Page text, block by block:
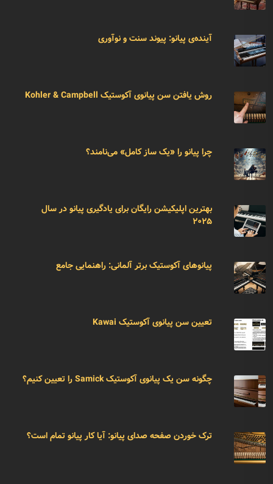
آینده‌ی پیانو: پیوند سنت و نوآوری
روش یافتن سن پیانوی آکوستیک Kohler & Campbell
چرا پیانو را «یک ساز کامل» می‌نامند؟
بهترین اپلیکیشن رایگان برای یادگیری پیانو در سال
۲۰۲۵
پیانوهای آکوستیک برتر آلمانی: راهنمایی جامع
تعیین سن پیانوی آکوستیک Kawai
چگونه سن یک پیانوی آکوستیک Samick را تعیین کنیم؟
ترک خوردن صفحه صدای پیانو: آیا کار پیانو تمام است؟